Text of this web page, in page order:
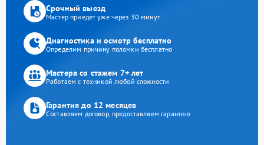
Срочный выезд
Мастер приедет уже через 30 минут
Диагностика и осмотр бесплатно
Определим причину поломки бесплатно
Мастера со стажем 7+ лет
Работаем с техникой любой сложности
Гарантия до 12 месяцев
Составляем договор, предоставляем гарантию